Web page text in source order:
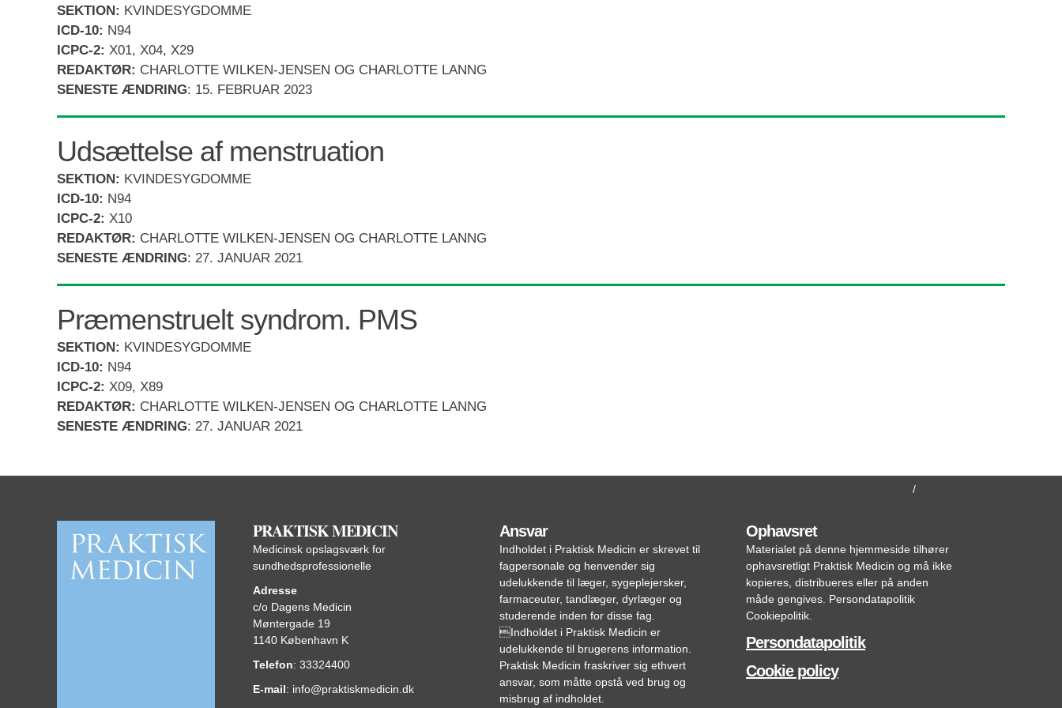
SEKTION: KVINDESYGDOMME
ICD-10: N94
ICPC-2: X01, X04, X29
REDAKTØR: CHARLOTTE WILKEN-JENSEN OG CHARLOTTE LANNG
SENESTE ÆNDRING: 15. FEBRUAR 2023
Udsættelse af menstruation
SEKTION: KVINDESYGDOMME
ICD-10: N94
ICPC-2: X10
REDAKTØR: CHARLOTTE WILKEN-JENSEN OG CHARLOTTE LANNG
SENESTE ÆNDRING: 27. JANUAR 2021
Præmenstruelt syndrom. PMS
SEKTION: KVINDESYGDOMME
ICD-10: N94
ICPC-2: X09, X89
REDAKTØR: CHARLOTTE WILKEN-JENSEN OG CHARLOTTE LANNG
SENESTE ÆNDRING: 27. JANUAR 2021
PRAKTISK MEDICIN
Medicinsk opslagsværk for
sundhedsprofessionelle
Adresse
c/o Dagens Medicin
Møntergade 19
1140 København K
Telefon: 33324400
E-mail: info@praktiskmedicin.dk
Ansvar
Indholdet i Praktisk Medicin er skrevet til
fagpersonale og henvender sig
udelukkende til læger, sygeplejersker,
farmaceuter, tandlæger, dyrlæger og
studerende inden for disse fag.
Indholdet i Praktisk Medicin er
udelukkende til brugerens information.
Praktisk Medicin fraskriver sig ethvert
ansvar, som måtte opstå ved brug og
misbrug af indholdet.
Ophavsret
Materialet på denne hjemmeside tilhører
ophavsretligt Praktisk Medicin og må ikke
kopieres, distribueres eller på anden
måde gengives. Persondatapolitik
Cookiepolitik.
Persondatapolitik
Cookie policy